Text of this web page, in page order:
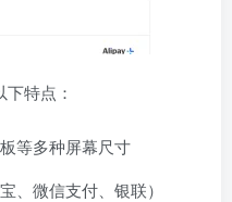
特点：
等多种屏幕尺寸
、微信支付、银联）